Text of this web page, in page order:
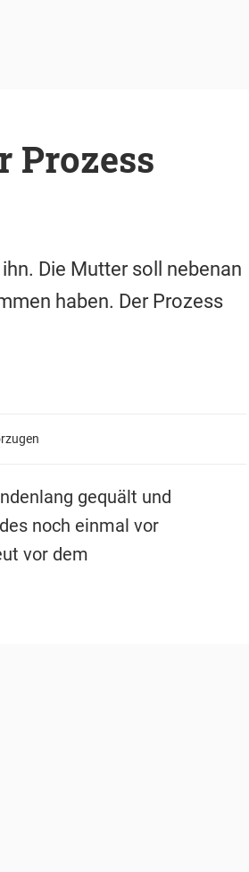
Prozess
Die Mutter soll nebenan
haben. Der Prozess
gequält und
noch einmal vor
vor dem